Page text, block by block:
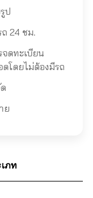
ป
24 ชม.
จดทะเบียน
ดโดยไม่ต้องมีรถ
ย
ภท